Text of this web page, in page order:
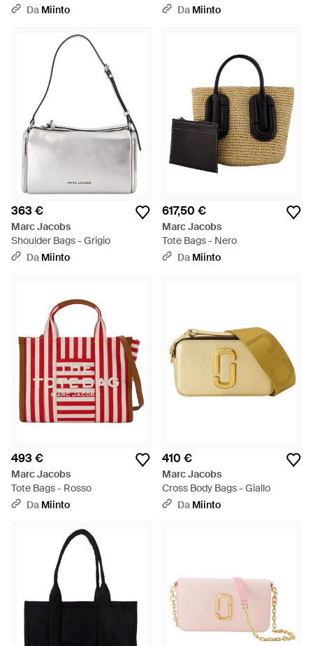
Da Miinto
Da Miinto
363 €
Marc Jacobs
Shoulder Bags - Grigio
Da Miinto
617,50 €
Marc Jacobs
Tote Bags - Nero
Da Miinto
493 €
Marc Jacobs
Tote Bags - Rosso
Da Miinto
410 €
Marc Jacobs
Cross Body Bags - Giallo
Da Miinto